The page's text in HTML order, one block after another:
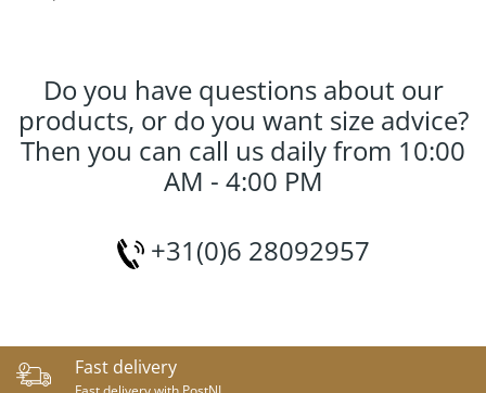
Do you have questions about our
products, or do you want size advice?
Then you can call us daily from 10:00
AM - 4:00 PM
+31(0)6 28092957
Fast delivery